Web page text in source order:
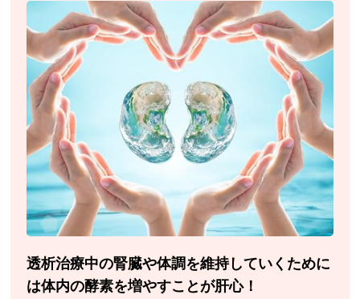
透析治療中の腎臓や体調を維持していくために
は体内の酵素を増やすことが肝心！